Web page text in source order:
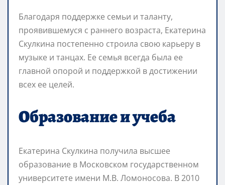
Благодаря поддержке семьи и таланту,
проявившемуся с раннего возраста, Екатерина
Скулкина постепенно строила свою карьеру в
музыке и танцах. Ее семья всегда была ее
главной опорой и поддержкой в достижении
всех ее целей.
Образование и учеба
Екатерина Скулкина получила высшее
образование в Московском государственном
университете имени М.В. Ломоносова. В 2010